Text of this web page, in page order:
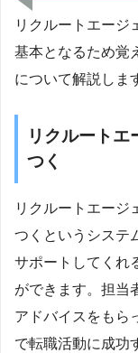
リクルートエージ
基本となるため覚
について解説しま
リクルートエ
つく
リクルートエージ
つくというシステ
サポートしてくれ
ができます。担当
アドバイスをもら
で転職活動に成功